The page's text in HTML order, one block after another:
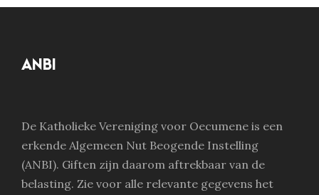
ANBI
De Katholieke Vereniging voor Oecumene is een
erkende Algemeen Nut Beogende Instelling
(ANBI). Giften zijn daarom aftrekbaar van de
belasting. Zie voor alle relevante gegevens het